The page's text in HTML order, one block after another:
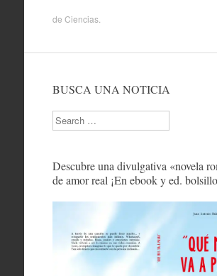
de Ciencias.
BUSCA UNA NOTICIA
Search
Descubre una divulgativa «novela
de amor real ¡En ebook y ed.